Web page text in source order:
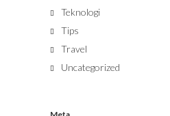
Teknologi
Tips
Travel
Uncategorized